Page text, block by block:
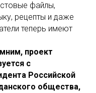
файлы,
рецепты и даже
теперь имеют
проект
с
Российской
общества,